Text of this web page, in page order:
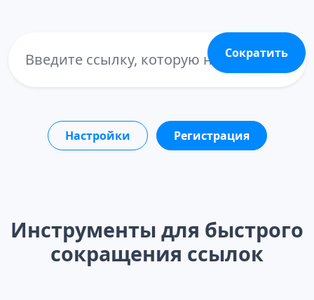
Сократить
Настройки Регистрация
Инструменты для быстрого
сокращения ссылок